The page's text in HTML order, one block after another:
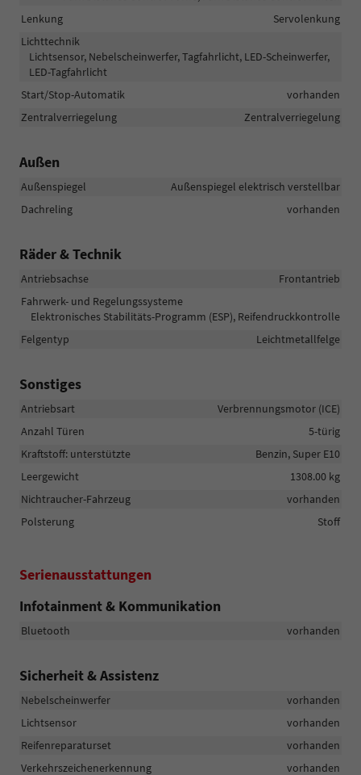
Lenkung
Servolenkung
Lichttechnik
Lichtsensor, Nebelscheinwerfer, Tagfahrlicht, LED-Scheinwerfer,
LED-Tagfahrlicht
Start/Stop-Automatik
vorhanden
Zentralverriegelung
Zentralverriegelung
Außen
Außenspiegel
Außenspiegel elektrisch verstellbar
Dachreling
vorhanden
Räder & Technik
Antriebsachse
Frontantrieb
Fahrwerk- und Regelungssysteme
Elektronisches Stabilitäts-Programm (ESP), Reifendruckkontrolle
Felgentyp
Leichtmetallfelge
Sonstiges
Antriebsart
Verbrennungsmotor (ICE)
Anzahl Türen
5-türig
Kraftstoff: unterstützte
Benzin, Super E10
Leergewicht
1308.00 kg
Nichtraucher-Fahrzeug
vorhanden
Polsterung
Stoff
Serienausstattungen
Infotainment & Kommunikation
Bluetooth vorhanden
Sicherheit & Assistenz
Nebelscheinwerfer
vorhanden
Lichtsensor
vorhanden
Reifenreparaturset
vorhanden
Verkehrszeichenerkennung
vorhanden